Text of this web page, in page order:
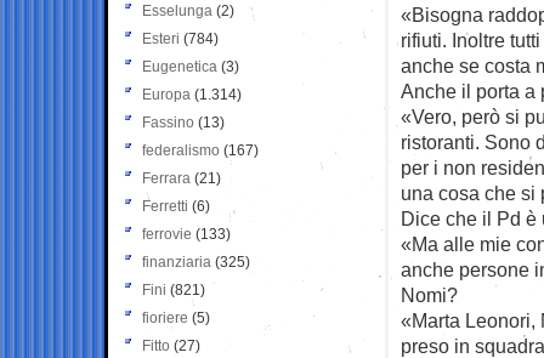
«Bisogna
rifiuti. Inoltre
anche se costa
Anche il porta a
«Vero, però si
ristoranti. Sono
per i non
una cosa che si
Dice che il Pd è
«Ma alle mie
anche persone
Nomi?
«Marta Leonori,
preso in
Esselunga (2)
Esteri (784)
Eugenetica (3)
Europa (1.314)
Fassino (13)
federalismo (167)
Ferrara (21)
Ferretti (6)
ferrovie (133)
finanziaria (325)
Fini (821)
fioriere (5)
Fitto (27)